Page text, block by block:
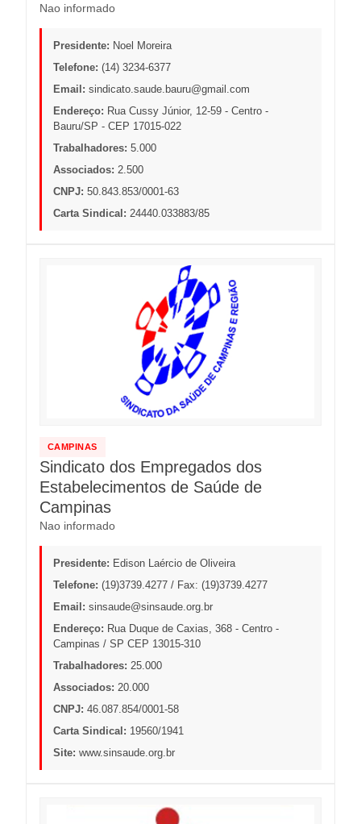
Nao informado
Presidente: Noel Moreira
Telefone: (14) 3234-6377
Email: sindicato.saude.bauru@gmail.com
Endereço: Rua Cussy Júnior, 12-59 - Centro -
Bauru/SP - CEP 17015-022
Trabalhadores: 5.000
Associados: 2.500
CNPJ: 50.843.853/0001-63
Carta Sindical: 24440.033883/85
CAMPINAS
Sindicato dos Empregados dos
Estabelecimentos de Saúde de
Campinas
Nao informado
Presidente: Edison Laércio de Oliveira
Telefone: (19)3739.4277 / Fax: (19)3739.4277
Email: sinsaude@sinsaude.org.br
Endereço: Rua Duque de Caxias, 368 - Centro -
Campinas / SP CEP 13015-310
Trabalhadores: 25.000
Associados: 20.000
CNPJ: 46.087.854/0001-58
Carta Sindical: 19560/1941
Site: www.sinsaude.org.br